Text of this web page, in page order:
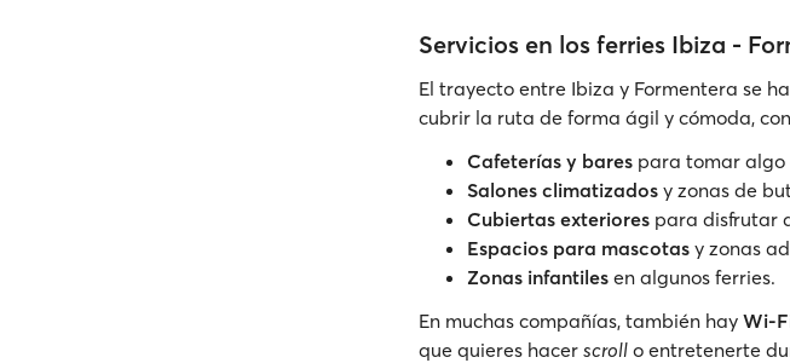
Servicios en los ferries Ibiza -
El trayecto entre Ibiza y Formentera se
cubrir la ruta de forma ágil y cómoda,
Cafeterías y bares para tomar
Salones climatizados y zonas de
Cubiertas exteriores para disfrutar
Espacios para mascotas y zonas
Zonas infantiles en algunos ferries.
En muchas compañías, también hay Wi-
que quieres hacer scroll o entretenerte